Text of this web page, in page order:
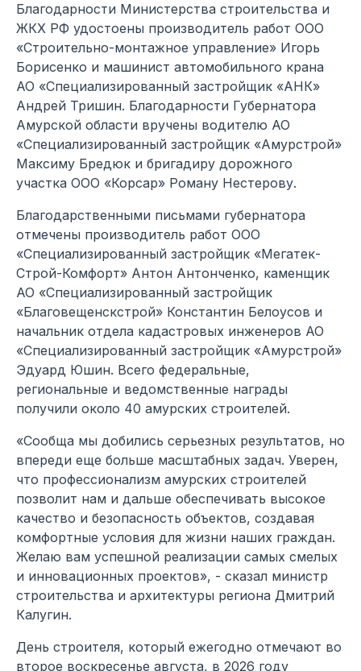
Благодарности Министерства строительства и
ЖКХ РФ удостоены производитель работ ООО
«Строительно-монтажное управление» Игорь
Борисенко и машинист автомобильного крана
АО «Специализированный застройщик «АНК»
Андрей Тришин. Благодарности Губернатора
Амурской области вручены водителю АО
«Специализированный застройщик «Амурстрой»
Максиму Бредюк и бригадиру дорожного
участка ООО «Корсар» Роману Нестерову.
Благодарственными письмами губернатора
отмечены производитель работ ООО
«Специализированный застройщик «Мегатек-
Строй-Комфорт» Антон Антонченко, каменщик
АО «Специализированный застройщик
«Благовещенскстрой» Константин Белоусов и
начальник отдела кадастровых инженеров АО
«Специализированный застройщик «Амурстрой»
Эдуард Юшин. Всего федеральные,
региональные и ведомственные награды
получили около 40 амурских строителей.
«Сообща мы добились серьезных результатов, но
впереди еще больше масштабных задач. Уверен,
что профессионализм амурских строителей
позволит нам и дальше обеспечивать высокое
качество и безопасность объектов, создавая
комфортные условия для жизни наших граждан.
Желаю вам успешной реализации самых смелых
и инновационных проектов», - сказал министр
строительства и архитектуры региона Дмитрий
Калугин.
День строителя, который ежегодно отмечают во
второе воскресенье августа, в 2026 году